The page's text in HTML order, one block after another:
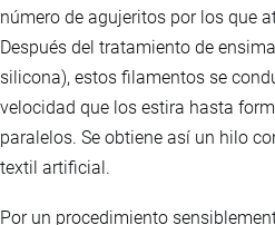
número de agujeritos por los que
Después del tratamiento de
silicona), estos filamentos se
velocidad que los estira hasta
paralelos. Se obtiene así un hilo
textil artificial.
Por un procedimiento